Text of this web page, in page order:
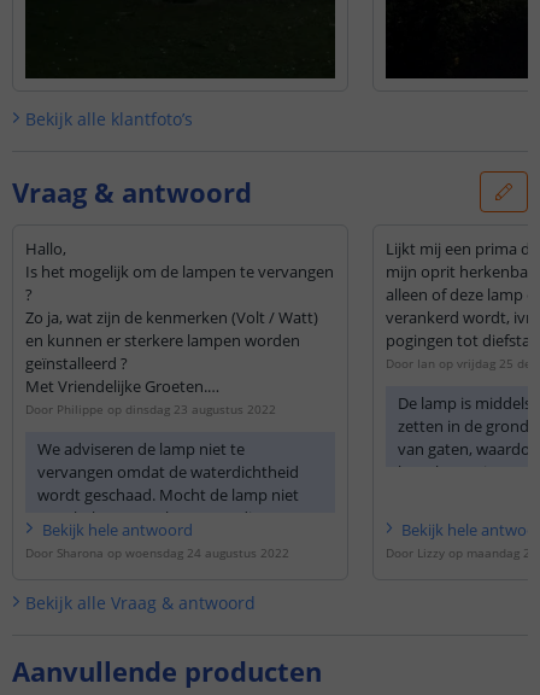
Aanvullende producten
Bekijk alle klantfoto’s
Vraag & antwoord
Hallo,
Is het mogelijk om de lampen te vervangen
?
Zo ja, wat zijn de kenmerken (Volt / Watt)
en kunnen er sterkere lampen worden
geïnstalleerd ?
Met Vriendelijke Groeten.
Philippe.
Door Philippe op dinsdag 23 augustus 2022
We adviseren de lamp niet te
vervangen omdat de waterdichtheid
wordt geschaad. Mocht de lamp niet
naar behoren werken zou u dit eens
willen proberen?
de uit-stand, gedurende 72 uur de tijd
Dit kunt u doen door de lamp in de UIT-
stand te zetten en op een zonnige plek
Bekijk hele antwoord
Door Sharona op woensdag 24 augustus 2022
Lijkt mij een prima
mijn oprit
alleen of deze lamp
verankerd wordt,
pogingen tot diefstal
Door Ian op vrijdag 25
De lamp is
zetten in de grond.
van gaten,
kunt bevestigen
Bekijk hele
Door Lizzy op maandag
Bekijk alle Vraag & antwoord